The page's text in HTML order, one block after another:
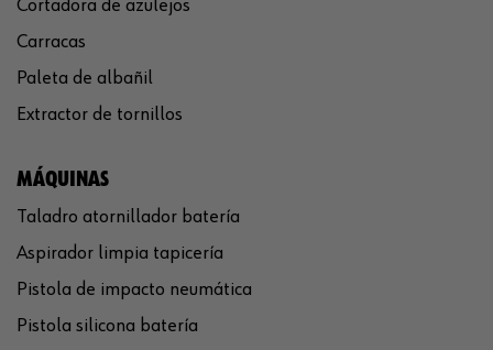
Cortadora de azulejos
Carracas
Paleta de albañil
Extractor de tornillos
MÁQUINAS
Taladro atornillador batería
Aspirador limpia tapicería
Pistola de impacto neumática
Pistola silicona batería